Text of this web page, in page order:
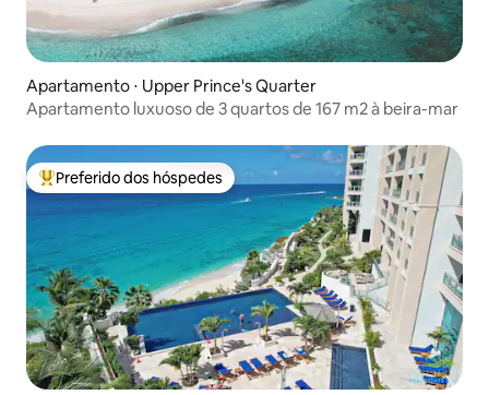
Apartamento ⋅ Upper Prince's Quarter
Apartamento luxuoso de 3 quartos de 167 m2 à beira-mar
Entre os melhores preferidos dos hóspedes
Preferido dos hóspedes